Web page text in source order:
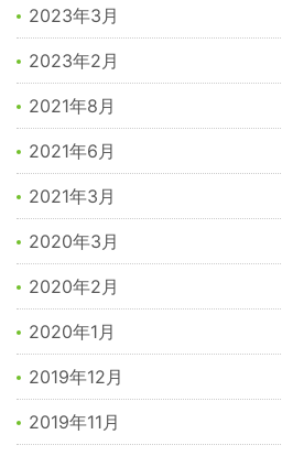
2023年3月
2023年2月
2021年8月
2021年6月
2021年3月
2020年3月
2020年2月
2020年1月
2019年12月
2019年11月